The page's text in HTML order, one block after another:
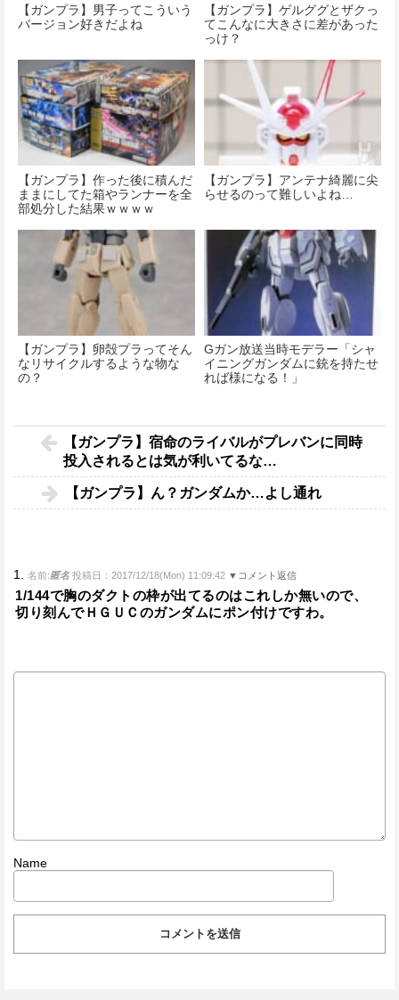
【ガンプラ】男子ってこういう
バージョン好きだよね
【ガンプラ】ゲルググとザクっ
てこんなに大きさに差があった
っけ？
【ガンプラ】作った後に積んだ
ままにしてた箱やランナーを全
部処分した結果ｗｗｗｗ
【ガンプラ】アンテナ綺麗に尖
らせるのって難しいよね…
【ガンプラ】卵殻プラってそん
なリサイクルするような物な
の？
Gガン放送当時モデラー「シャ
イニングガンダムに銃を持たせ
れば様になる！」
【ガンプラ】宿命のライバルがプレバンに同時
投入されるとは気が利いてるな…
【ガンプラ】ん？ガンダムか…よし通れ
1. 名前:匿名 投稿日：2017/12/18(Mon) 11:09:42 ▼コメント返信
1/144で胸のダクトの枠が出てるのはこれしか無いので、
切り刻んでＨＧＵＣのガンダムにポン付けですわ。
Name